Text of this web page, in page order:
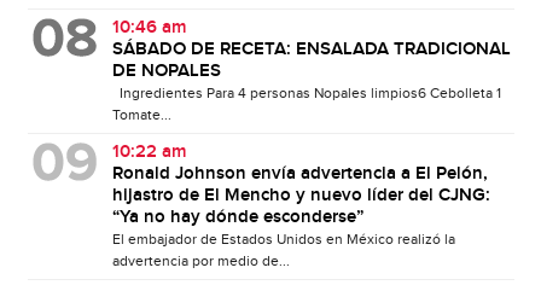
10:46 am
SÁBADO DE RECETA: ENSALADA TRADICIONAL
DE NOPALES
Ingredientes Para 4 personas Nopales limpios6 Cebolleta 1
Tomate...
10:22 am
Ronald Johnson envía advertencia a El Pelón,
hijastro de El Mencho y nuevo líder del CJNG:
“Ya no hay dónde esconderse”
El embajador de Estados Unidos en México realizó la
advertencia por medio de...